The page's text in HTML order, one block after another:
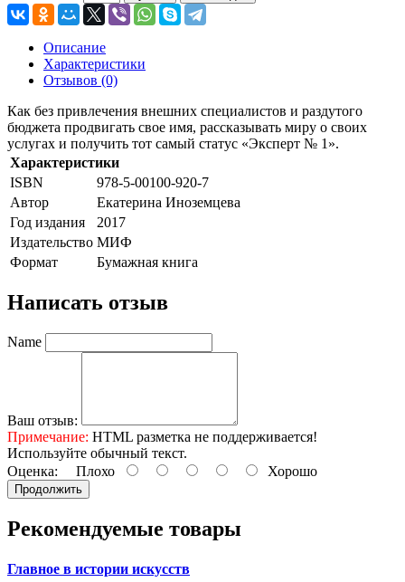
Описание
Характеристики
Отзывов (0)
Как без привлечения внешних специалистов и раздутого
бюджета продвигать свое имя, рассказывать миру о своих
услугах и получить тот самый статус «Эксперт № 1».
Характеристики
ISBN
978-5-00100-920-7
Автор
Екатерина Иноземцева
Год издания
2017
Издательство МИФ
Формат
Бумажная книга
Написать отзыв
Name
Ваш отзыв:
Примечание: HTML разметка не поддерживается!
Используйте обычный текст.
Оценка: Плохо Хорошо
Продолжить
Рекомендуемые товары
Главное в истории искусств